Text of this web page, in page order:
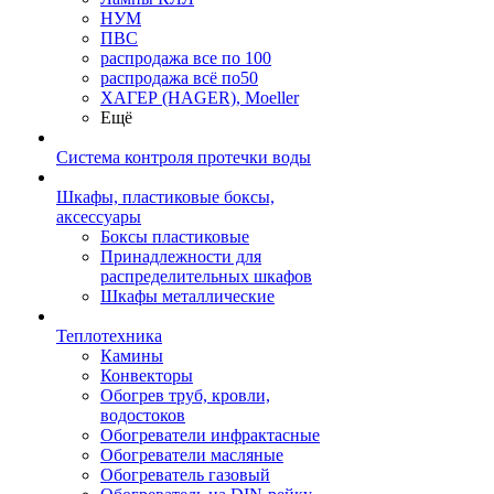
НУМ
ПВС
распродажа все по 100
распродажа всё по50
ХАГЕР (HAGER), Moeller
Ещё
Система контроля протечки воды
Шкафы, пластиковые боксы,
аксессуары
Боксы пластиковые
Принадлежности для
распределительных шкафов
Шкафы металлические
Теплотехника
Камины
Конвекторы
Обогрев труб, кровли,
водостоков
Обогреватели инфрактасные
Обогреватели масляные
Обогреватель газовый